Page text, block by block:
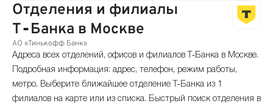
Отделения и филиалы
Т‑Банка в Москве
АО «Тинькофф Банк»
Адреса всех отделений, офисов и филиалов Т‑Банка в Москве.
Подробная информация: адрес, телефон, режим работы,
метро. Выберите ближайшее отделение Т‑Банка из 1
филиалов на карте или из списка. Быстрый поиск отделения в